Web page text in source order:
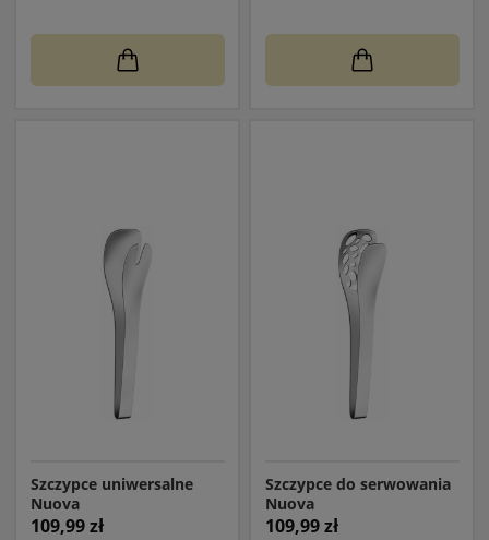
Szczypce uniwersalne
Nuova
109,99 zł
Szczypce do serwowania
Nuova
109,99 zł